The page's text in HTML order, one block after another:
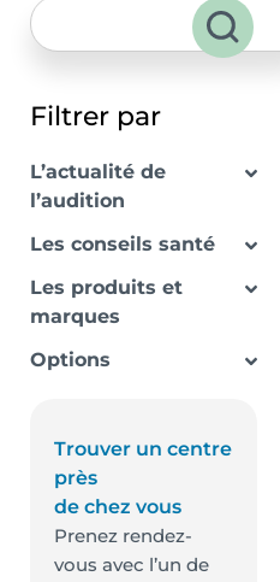
Filtrer par
L’actualité de
l’audition
Les conseils santé
Les produits et
marques
Options
Trouver un centre
près
de chez vous
Prenez rendez-
vous avec l’un de